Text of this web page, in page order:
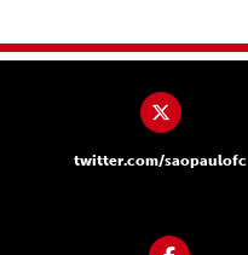
twitter.com/saopaulofc